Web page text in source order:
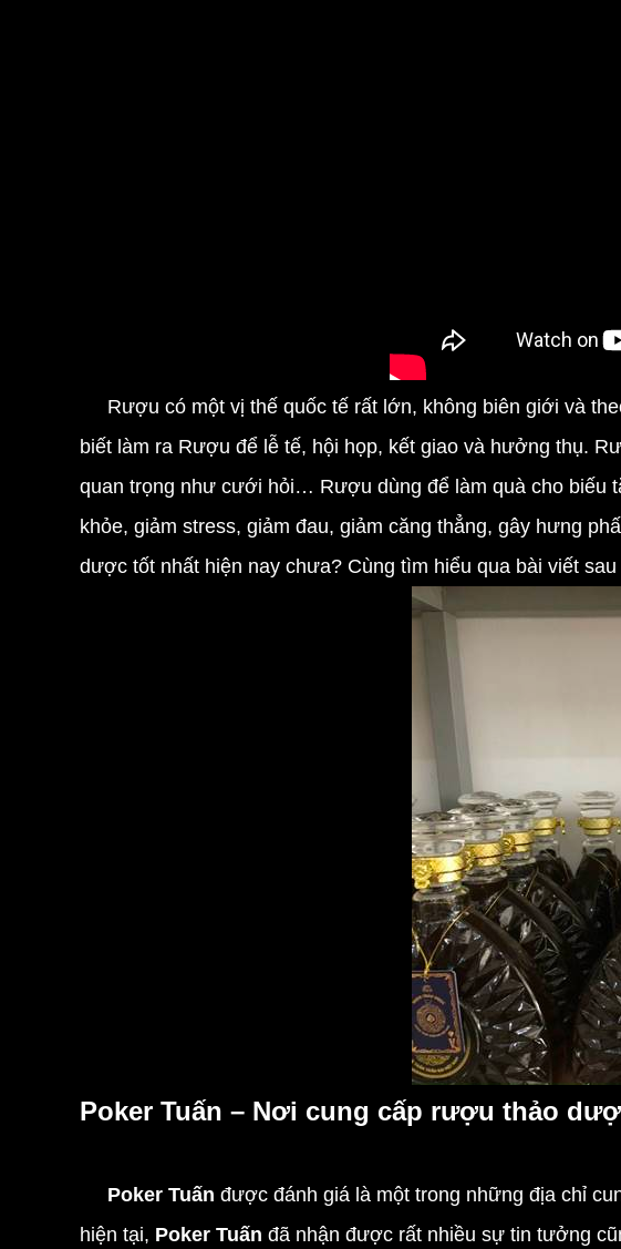
Rượu có một vị thế quốc tế rất lớn, không biên giới và
biết làm ra Rượu để lễ tế, hội họp, kết giao và hưởng thụ.
quan trọng như cưới hỏi… Rượu dùng để làm quà cho biếu
khỏe, giảm stress, giảm đau, giảm căng thẳng, gây hưng
dược tốt nhất hiện nay chưa? Cùng tìm hiểu qua bài viết sau
Poker Tuấn – Nơi cung cấp rượu thảo
Poker Tuấn được đánh giá là một trong những địa chỉ
hiện tại, Poker Tuấn đã nhận được rất nhiều sự tin tưởng